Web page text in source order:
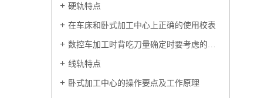
硬轨特点
在车床和卧式加工中心上正确的使用校表
数控车加工时背吃刀量确定时要考虑的三个因素
线轨特点
卧式加工中心的操作要点及工作原理